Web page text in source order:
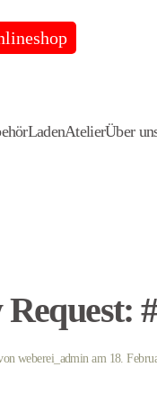
LadenAtelierÜber
Request:
weberei_adminam 18.